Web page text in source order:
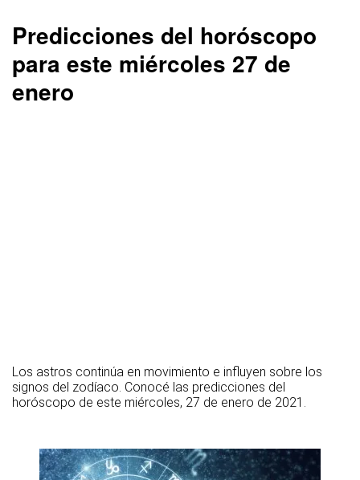
Predicciones del horóscopo
para este miércoles 27 de
enero
Los astros continúa en movimiento e influyen sobre los
signos del zodíaco. Conocé las predicciones del
horóscopo de este miércoles, 27 de enero de 2021.